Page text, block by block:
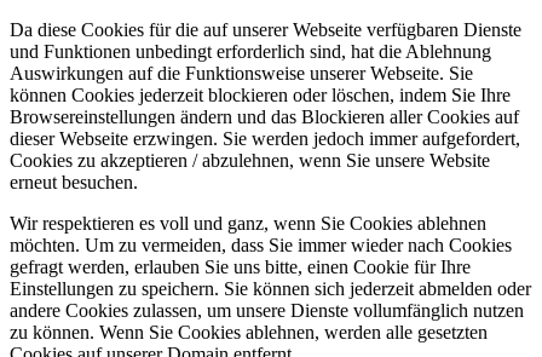
Da diese Cookies für die auf unserer Webseite verfügbaren Dienste
und Funktionen unbedingt erforderlich sind, hat die Ablehnung
Auswirkungen auf die Funktionsweise unserer Webseite. Sie
können Cookies jederzeit blockieren oder löschen, indem Sie Ihre
Browsereinstellungen ändern und das Blockieren aller Cookies auf
dieser Webseite erzwingen. Sie werden jedoch immer aufgefordert,
Cookies zu akzeptieren / abzulehnen, wenn Sie unsere Website
erneut besuchen.
Wir respektieren es voll und ganz, wenn Sie Cookies ablehnen
möchten. Um zu vermeiden, dass Sie immer wieder nach Cookies
gefragt werden, erlauben Sie uns bitte, einen Cookie für Ihre
Einstellungen zu speichern. Sie können sich jederzeit abmelden oder
andere Cookies zulassen, um unsere Dienste vollumfänglich nutzen
zu können. Wenn Sie Cookies ablehnen, werden alle gesetzten